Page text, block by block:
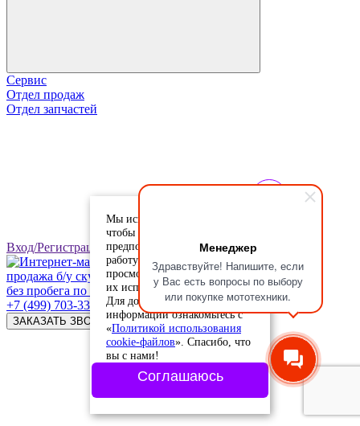
Менеджер
Здравствуйте! Напишите, если
у Вас есть вопросы по выбору
или покупке мототехники.
Сервис
Отдел продаж
Отдел запчастей
Вход/Регистрация
продажа б/у скутеров
без пробега по РФ
+7 (499) 703-33-32
ЗАКАЗАТЬ ЗВОНОК
Мы используем cookie-файлы,
чтобы учесть ваши
предпочтения и улучшить
работу сайта. Продолжая
просмотр, вы соглашаетесь с
их использованием.
Для дополнительной
информации ознакомьтесь с
«Политикой использования
cookie-файлов». Спасибо, что
вы с нами!
Соглашаюсь